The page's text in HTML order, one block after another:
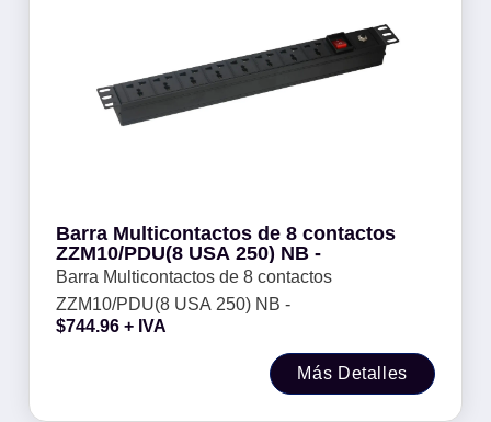
Barra Multicontactos de 8 contactos
ZZM10/PDU(8 USA 250) NB -
Barra Multicontactos de 8 contactos
ZZM10/PDU(8 USA 250) NB -
$744.96 + IVA
Más Detalles